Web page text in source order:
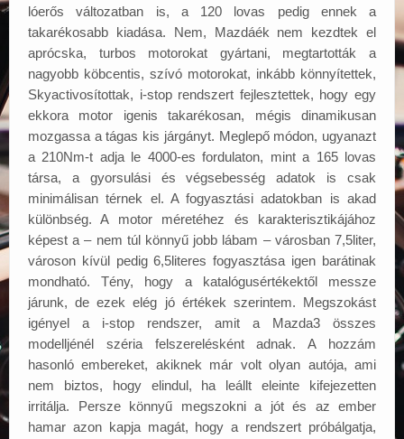
lóerős változatban is, a 120 lovas pedig ennek a
takarékosabb kiadása. Nem, Mazdáék nem kezdtek el
aprócska, turbos motorokat gyártani, megtartották a
nagyobb köbcentis, szívó motorokat, inkább könnyítettek,
Skyactivosítottak, i-stop rendszert fejlesztettek, hogy egy
ekkora motor igenis takarékosan, mégis dinamikusan
mozgassa a tágas kis járgányt. Meglepő módon, ugyanazt
a 210Nm-t adja le 4000-es fordulaton, mint a 165 lovas
társa, a gyorsulási és végsebesség adatok is csak
minimálisan térnek el. A fogyasztási adatokban is akad
különbség. A motor méretéhez és karakterisztikájához
képest a – nem túl könnyű jobb lábam – városban 7,5liter,
városon kívül pedig 6,5literes fogyasztása igen barátinak
mondható. Tény, hogy a katalógusértékektől messze
járunk, de ezek elég jó értékek szerintem. Megszokást
igényel a i-stop rendszer, amit a Mazda3 összes
modelljénél széria felszerelésként adnak. A hozzám
hasonló embereket, akiknek már volt olyan autója, ami
nem biztos, hogy elindul, ha leállt eleinte kifejezetten
irritálja. Persze könnyű megszokni a jót és az ember
hamar azon kapja magát, hogy a rendszert próbálgatja,